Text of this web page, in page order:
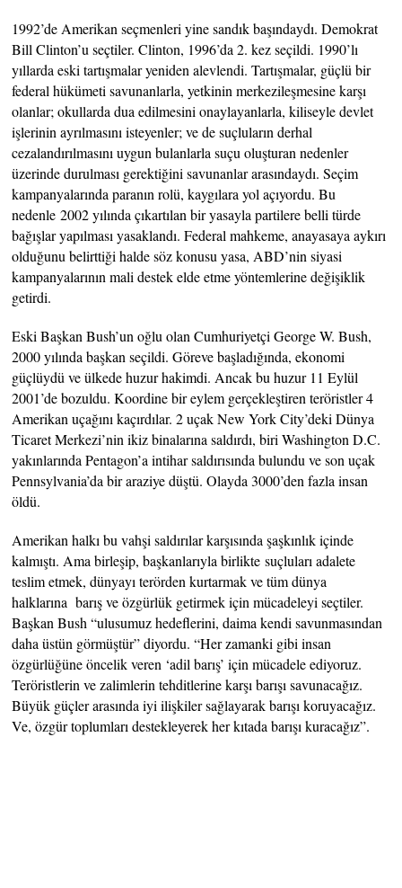
1992’de Amerikan seçmenleri yine sandık başındaydı. Demokrat
Bill Clinton’u seçtiler. Clinton, 1996’da 2. kez seçildi. 1990’lı
yıllarda eski tartışmalar yeniden alevlendi. Tartışmalar, güçlü bir
federal hükümeti savunanlarla, yetkinin merkezileşmesine karşı
olanlar; okullarda dua edilmesini onaylayanlarla, kiliseyle devlet
işlerinin ayrılmasını isteyenler; ve de suçluların derhal
cezalandırılmasını uygun bulanlarla suçu oluşturan nedenler
üzerinde durulması gerektiğini savunanlar arasındaydı. Seçim
kampanyalarında paranın rolü, kaygılara yol açıyordu. Bu
nedenle 2002 yılında çıkartılan bir yasayla partilere belli türde
bağışlar yapılması yasaklandı. Federal mahkeme, anayasaya aykırı
olduğunu belirttiği halde söz konusu yasa, ABD’nin siyasi
kampanyalarının mali destek elde etme yöntemlerine değişiklik
getirdi.
Eski Başkan Bush’un oğlu olan Cumhuriyetçi George W. Bush,
2000 yılında başkan seçildi. Göreve başladığında, ekonomi
güçlüydü ve ülkede huzur hakimdi. Ancak bu huzur 11 Eylül
2001’de bozuldu. Koordine bir eylem gerçekleştiren teröristler 4
Amerikan uçağını kaçırdılar. 2 uçak New York City’deki Dünya
Ticaret Merkezi’nin ikiz binalarına saldırdı, biri Washington D.C.
yakınlarında Pentagon’a intihar saldırısında bulundu ve son uçak
Pennsylvania’da bir araziye düştü. Olayda 3000’den fazla insan
öldü.
Amerikan halkı bu vahşi saldırılar karşısında şaşkınlık içinde
kalmıştı. Ama birleşip, başkanlarıyla birlikte suçluları adalete
teslim etmek, dünyayı terörden kurtarmak ve tüm dünya
halklarına barış ve özgürlük getirmek için mücadeleyi seçtiler.
Başkan Bush “ulusumuz hedeflerini, daima kendi savunmasından
daha üstün görmüştür” diyordu. “Her zamanki gibi insan
özgürlüğüne öncelik veren ‘adil barış’ için mücadele ediyoruz.
Teröristlerin ve zalimlerin tehditlerine karşı barışı savunacağız.
Büyük güçler arasında iyi ilişkiler sağlayarak barışı koruyacağız.
Ve, özgür toplumları destekleyerek her kıtada barışı kuracağız”.